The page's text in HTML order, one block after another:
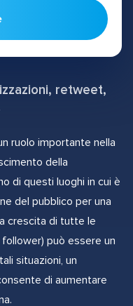
retweet,
ruolo importante nella
della
di questi luoghi in cui è
del pubblico per una
crescita di tutte le
può essere un
situazioni, un
di aumentare